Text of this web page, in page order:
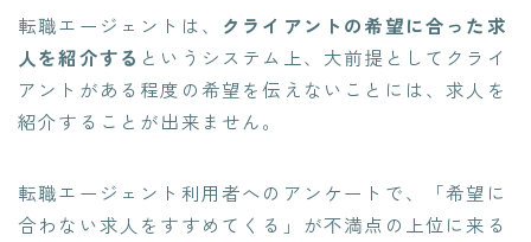
転職エージェントは、 クライアントの希望に合った求
人を紹介する というシステム上、大前提としてクライ
アントがある程度の希望を伝えないことには、求人を
紹介することが出来ません。
転職エージェント利用者へのアンケートで、「希望に
合わない求人をすすめてくる 」が不満点の上位に来る